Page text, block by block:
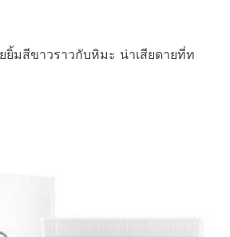
มสีขาวราวกับหิมะ น่าเสียดายที่ท